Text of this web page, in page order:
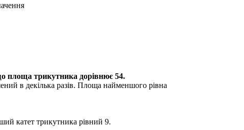
площа трикутника дорівнює 54.
в декілька разів. Площа найменшого рівна
катет трикутника рівний 9.